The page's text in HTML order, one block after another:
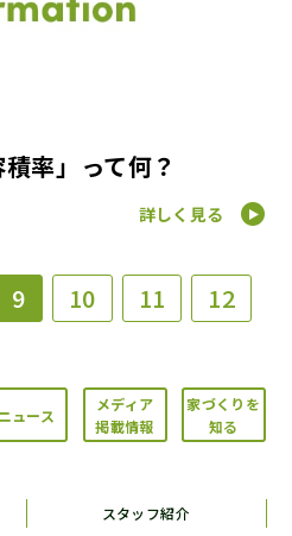
率」って何？
詳しく見る
9 10 11 12
ニュース
メディア
掲載情報
家づくりを
知る
スタッフ紹介